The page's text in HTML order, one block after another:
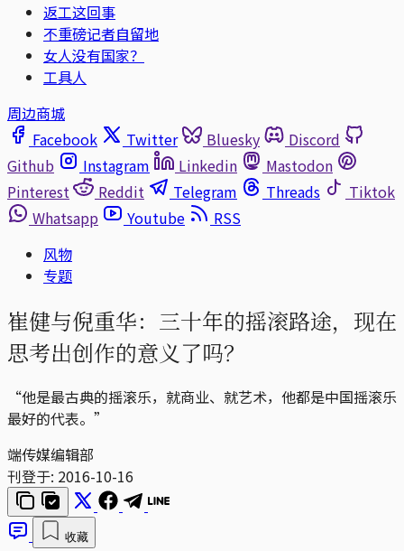
返工这回事
不重磅记者自留地
女人没有国家？
工具人
周边商城
Facebook
Twitter Bluesky
Discord
Github
Instagram Linkedin
Mastodon
Pinterest
Reddit Telegram Threads
Tiktok
Whatsapp
Youtube
RSS
风物
专题
崔健与倪重华：三十年的摇滚路途，现在
思考出创作的意义了吗？
“他是最古典的摇滚乐，就商业、就艺术，他都是中国摇滚乐
最好的代表。”
端传媒编辑部
刊登于: 2016-10-16
收藏